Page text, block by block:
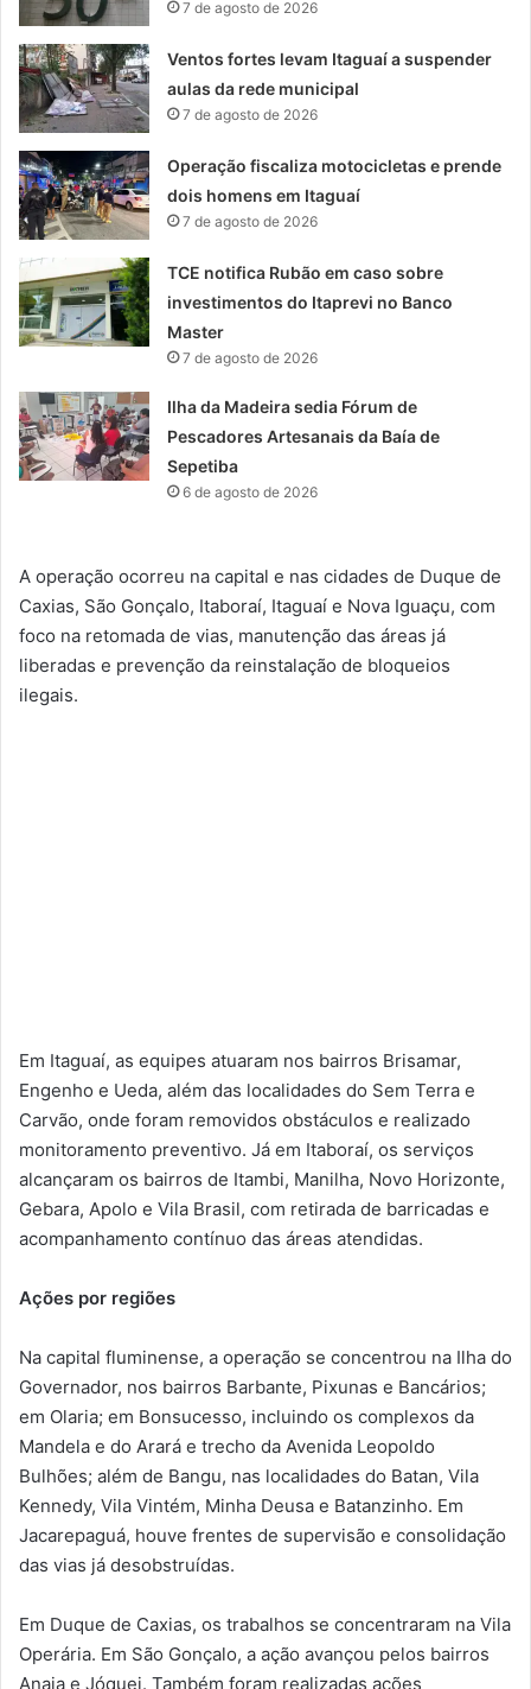
7 de agosto de 2026
Ventos fortes levam Itaguaí a suspender
aulas da rede municipal
7 de agosto de 2026
Operação fiscaliza motocicletas e prende
dois homens em Itaguaí
7 de agosto de 2026
TCE notifica Rubão em caso sobre
investimentos do Itaprevi no Banco
Master
7 de agosto de 2026
Ilha da Madeira sedia Fórum de
Pescadores Artesanais da Baía de
Sepetiba
6 de agosto de 2026
A operação ocorreu na capital e nas cidades de Duque de
Caxias, São Gonçalo, Itaboraí, Itaguaí e Nova Iguaçu, com
foco na retomada de vias, manutenção das áreas já
liberadas e prevenção da reinstalação de bloqueios
ilegais.
Em Itaguaí, as equipes atuaram nos bairros Brisamar,
Engenho e Ueda, além das localidades do Sem Terra e
Carvão, onde foram removidos obstáculos e realizado
monitoramento preventivo. Já em Itaboraí, os serviços
alcançaram os bairros de Itambi, Manilha, Novo Horizonte,
Gebara, Apolo e Vila Brasil, com retirada de barricadas e
acompanhamento contínuo das áreas atendidas.
Ações por regiões
Na capital fluminense, a operação se concentrou na Ilha do
Governador, nos bairros Barbante, Pixunas e Bancários;
em Olaria; em Bonsucesso, incluindo os complexos da
Mandela e do Arará e trecho da Avenida Leopoldo
Bulhões; além de Bangu, nas localidades do Batan, Vila
Kennedy, Vila Vintém, Minha Deusa e Batanzinho. Em
Jacarepaguá, houve frentes de supervisão e consolidação
das vias já desobstruídas.
Em Duque de Caxias, os trabalhos se concentraram na Vila
Operária. Em São Gonçalo, a ação avançou pelos bairros
Anaia e Jóquei. Também foram realizadas ações